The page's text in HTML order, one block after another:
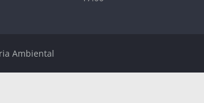
Ambiental